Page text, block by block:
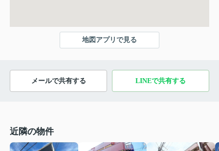
地図アプリで見る
メールで共有する LINEで共有する
近隣の物件